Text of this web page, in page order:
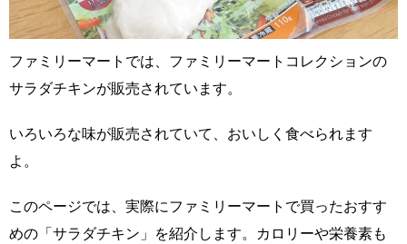
ファミリーマートでは、ファミリーマートコレクションの
サラダチキンが販売されています。
いろいろな味が販売されていて、おいしく食べられます
よ。
このページでは、実際にファミリーマートで買ったおすす
めの「サラダチキン」を紹介します。カロリーや栄養素も